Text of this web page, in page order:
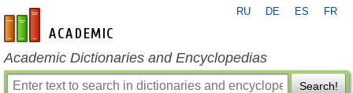
en-academic.com
RU DE ES FR
Academic Dictionaries and Encyclopedias
Search!